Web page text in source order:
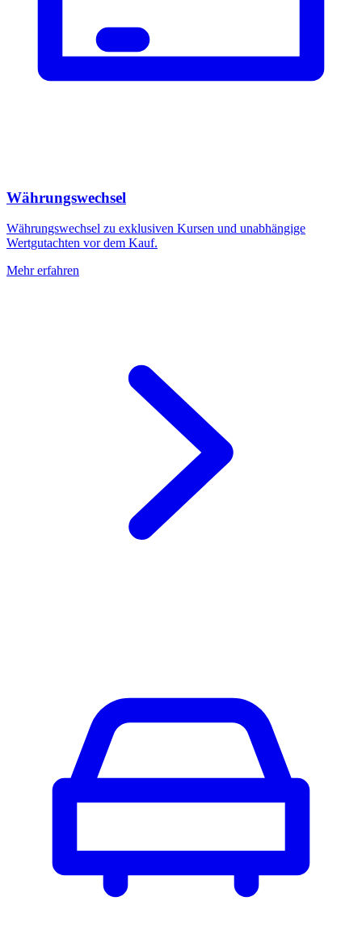
Währungswechsel
Währungswechsel zu exklusiven Kursen und unabhängige
Wertgutachten vor dem Kauf.
Mehr erfahren